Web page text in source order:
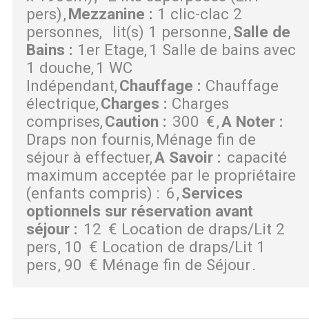
pers) Mezzanine : 1 clic-clac 2
personnes
lit(s) 1 personne Salle de
Bains : 1er Etage 1 Salle de bains avec
1 douche 1 WC
Indépendant Chauffage : Chauffage
électrique Charges : Charges
comprises Caution : 300 € A Noter :
Draps non fournis Ménage fin de
séjour à effectuer A Savoir : capacité
maximum acceptée par le propriétaire
(enfants compris) : 6 Services
optionnels sur réservation avant
séjour : 12 € Location de draps/Lit 2
pers 10 € Location de draps/Lit 1
pers 90 € Ménage fin de Séjour